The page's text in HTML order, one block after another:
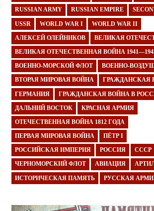
RUSSIAN ARMY RUSSIAN EMPIRE
USSR WORLD WAR I WORLD WAR II
АЛЕКСЕЙ ОЛЕЙНИКОВ ВЕЛИКАЯ
ВЕЛИКАЯ ОТЕЧЕСТВЕННАЯ ВОЙНА
ВОЕННО-МОРСКОЙ ФЛОТ ВОЕННО-
ВТОРАЯ МИРОВАЯ ВОЙНА ГРАЖДАНСКАЯ
ГЕРМАНИЯ ГРАЖДАНСКАЯ ВОЙНА В
ДАЛЬНИЙ ВОСТОК КРАСНАЯ АРМИЯ
ОТЕЧЕСТВЕННАЯ ВОЙНА 1812 ГОДА
ПЕРВАЯ МИРОВАЯ ВОЙНА ПЁТР I
РОССИЙСКАЯ ИМПЕРИЯ РОССИЯ СССР
ЧЕРНОМОРСКИЙ ФЛОТ АВИАЦИЯ
ИСТОРИЧЕСКАЯ ПАМЯТЬ РУССКАЯ